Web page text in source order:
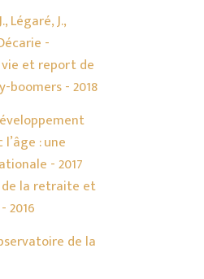
Légaré, J.,
-
et report de
boomers - 2018
: une
- 2017
de la retraite et
2016
de la